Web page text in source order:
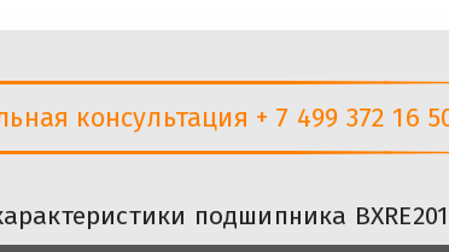
консультация + 7 499 372 16
подшипника BXRE201